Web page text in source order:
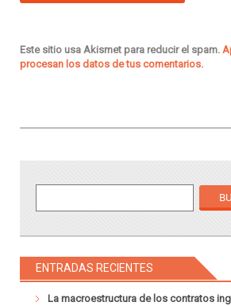
Este sitio usa Akismet para reducir el spam.
procesan los datos de tus comentarios.
ENTRADAS RECIENTES
La macroestructura de los contratos